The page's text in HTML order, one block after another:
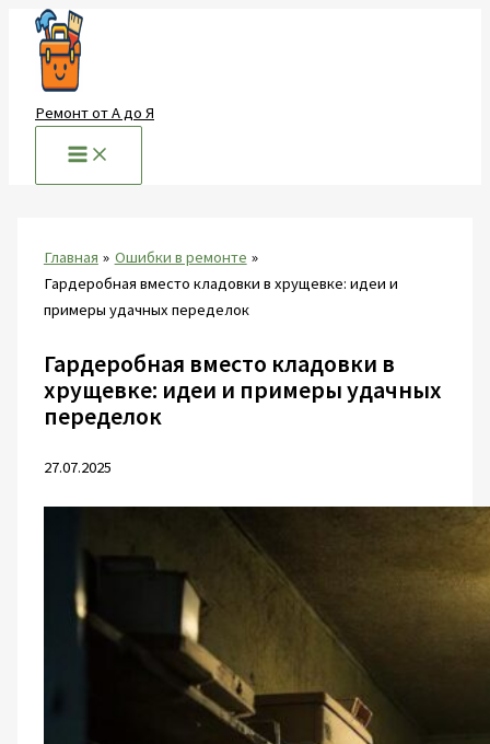
Перейти
содержимому
Ремонт от А до Я
Главная
Ошибки в ремонте
Гардеробная вместо кладовки в хрущевке: идеи и
примеры удачных переделок
Гардеробная вместо кладовки в
хрущевке: идеи и примеры удачных
переделок
27.07.2025